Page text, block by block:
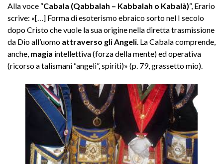
Alla voce “Cabala (Qabbalah – Kabbalah o Kabalà)“, Erario
scrive: «[…] Forma di esoterismo ebraico sorto nel I secolo
dopo Cristo che vuole la sua origine nella diretta trasmissione
da Dio all’uomo attraverso gli Angeli . La Cabala comprende,
anche, magia intellettiva (forza della mente) ed operativa
(ricorso a talismani “angeli”, spiriti)» (p. 79, grassetto mio).